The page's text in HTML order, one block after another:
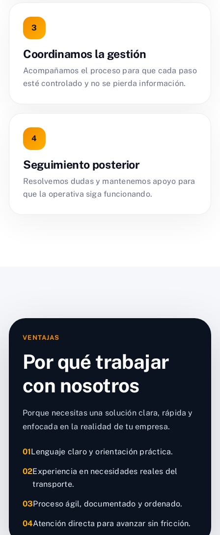
Coordinamos la gestión
Acompañamos el proceso para que cada paso
esté controlado y no se pierda información.
Seguimiento posterior
Resolvemos dudas y mantenemos apoyo para
que la operativa siga funcionando.
VENTAJAS
Por qué trabajar
con nosotros
Porque necesitas una solución clara, rápida y
enfocada en la realidad de tu empresa.
01Lenguaje claro y orientación práctica.
02Experiencia en necesidades reales del
transporte.
03Proceso ágil, documentado y ordenado.
04Atención directa para avanzar sin fricción.